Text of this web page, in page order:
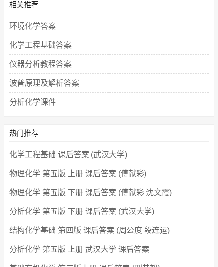
相关推荐
环境化学答案
化学工程基础答案
仪器分析教程答案
波普原理及解析答案
分析化学课件
热门推荐
化学工程基础 课后答案 (武汉大学)
物理化学 第五版 上册 课后答案 (傅献彩)
物理化学 第五版 下册 课后答案 (傅献彩 沈文霞)
分析化学 第五版 下册 课后答案 (武汉大学)
结构化学基础 第四版 课后答案 (周公度 段连运)
分析化学 第五版 上册 武汉大学 课后答案